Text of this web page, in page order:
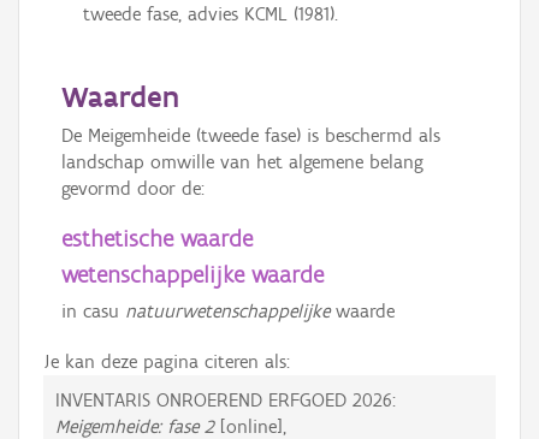
tweede fase, advies KCML (1981).
Waarden
De Meigemheide (tweede fase) is beschermd als
landschap omwille van het algemene belang
gevormd door de:
esthetische waarde
wetenschappelijke waarde
in casu natuurwetenschappelijkewaarde
Je kan deze pagina citeren als:
INVENTARIS ONROEREND ERFGOED 2026:
Meigemheide: fase 2[online],